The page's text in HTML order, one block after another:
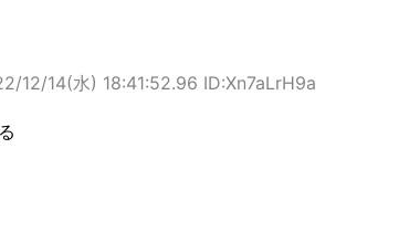
12/14(水) 18:41:52.96 ID:Xn7aLrH9a